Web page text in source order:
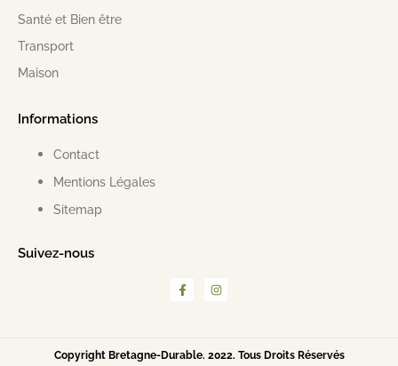
Santé et Bien être
Transport
Maison
Informations
Contact
Mentions Légales
Sitemap
Suivez-nous
Copyright Bretagne-Durable. 2022. Tous Droits Réservés